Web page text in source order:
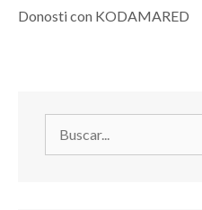
Donosti con KODAMARED